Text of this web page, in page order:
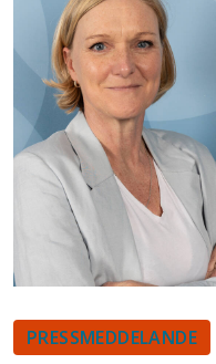
PRESSMEDDELANDE